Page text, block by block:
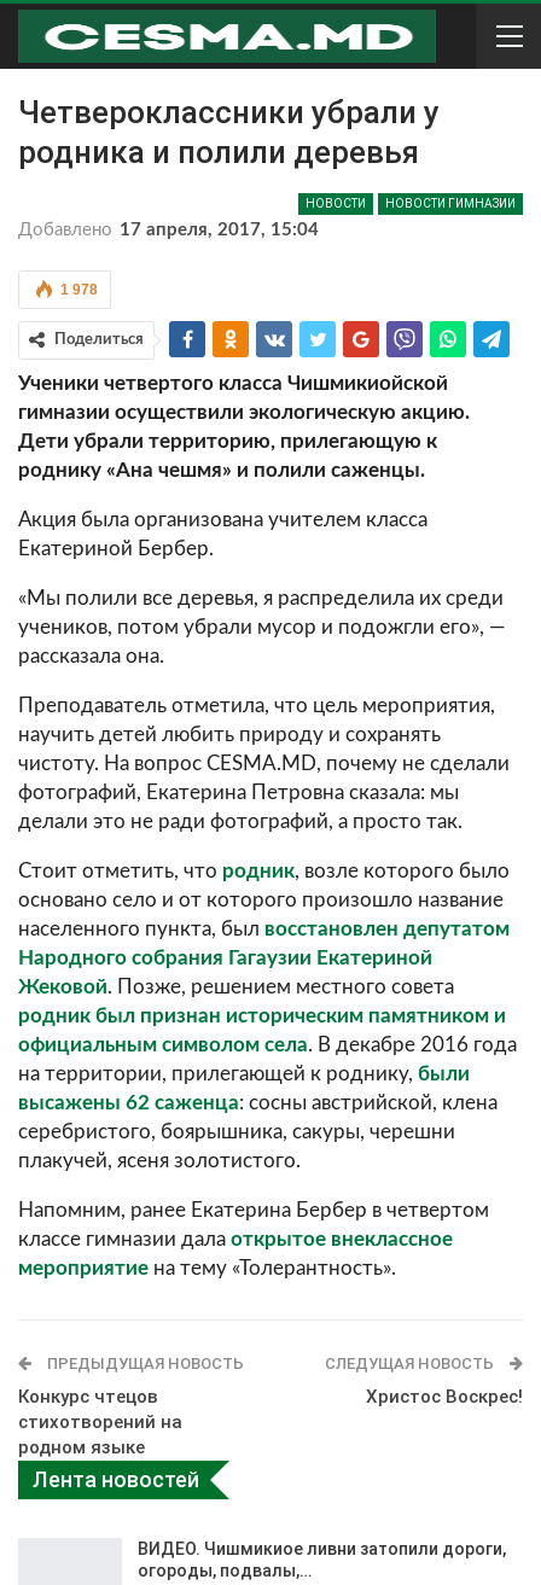
Четвероклассники убрали у
родника и полили деревья
НОВОСТИ НОВОСТИ ГИМНАЗИИ
Добавлено 17 апреля, 2017, 15:04
1 978
Поделиться
Ученики четвертого класса Чишмикиойской
гимназии осуществили экологическую акцию.
Дети убрали территорию, прилегающую к
роднику «Ана чешмя» и полили саженцы.
Акция была организована учителем класса
Екатериной Бербер.
«Мы полили все деревья, я распределила их среди
учеников, потом убрали мусор и подожгли его», —
рассказала она.
Преподаватель отметила, что цель мероприятия,
научить детей любить природу и сохранять
чистоту. На вопрос CESMA.MD, почему не сделали
фотографий, Екатерина Петровна сказала: мы
делали это не ради фотографий, а просто так.
Стоит отметить, что родник, возле которого было
основано село и от которого произошло название
населенного пункта, был восстановлен депутатом
Народного собрания Гагаузии Екатериной
Жековой. Позже, решением местного совета
родник был признан историческим памятником и
официальным символом села. В декабре 2016 года
на территории, прилегающей к роднику, были
высажены 62 саженца: сосны австрийской, клена
серебристого, боярышника, сакуры, черешни
плакучей, ясеня золотистого.
Напомним, ранее Екатерина Бербер в четвертом
классе гимназии дала открытое внеклассное
мероприятие на тему «Толерантность».
ПРЕДЫДУЩАЯ НОВОСТЬ
Конкурс чтецов
стихотворений на
родном языке
СЛЕДУЩАЯ НОВОСТЬ
Христос Воскрес!
Лента новостей
ВИДЕО. Чишмикиое ливни затопили дороги,
огороды, подвалы,…